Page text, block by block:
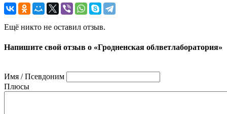
Ещё никто не оставил отзыв.
Напишите свой отзыв о «Гродненская облветлаборатория»
Имя / Псевдоним
Плюсы